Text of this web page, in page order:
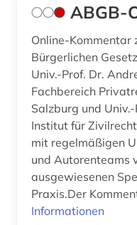
bayern. bayerisches staatsministerium der
justiz (1)
bayern. bayerisches staatsministerium für
bbes (1)
bbg (1)
ABGB-
Online-Kommentar
Bürgerlichen
Univ.-Prof. Dr.
Fachbereich
Salzburg und
Institut für
mit regelmäßigen
und Autorenteams
ausgewiesenen
Praxis.Der
Informationen